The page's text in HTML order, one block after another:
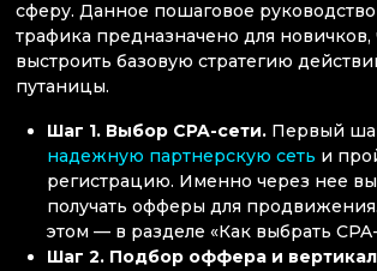
сферу. Данное пошаговое
трафика предназначено для новичков,
выстроить базовую стратегию
путаницы.
Шаг 1. Выбор CPA-сети. Первый
надежную партнерскую сеть и
регистрацию. Именно через нее вы
получать офферы для
этом — в разделе «Как выбрать
Шаг 2. Подбор оффера и